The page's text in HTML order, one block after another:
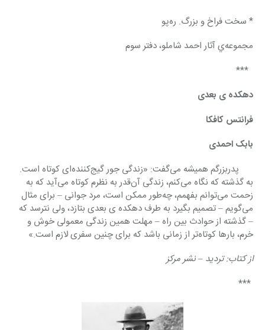
* سخت فراخ و بزرگ. ره‌پو
مجموعه‌ي آثار احمد شاملو، دفتر سوم
***
دهکده ی بعدی
فرانتس کافکا
بابک احمدی
‌     پدربزرگم همیشه می‌گفت: «زندگی جور گیج‌کننده‌ای کوتاه است.
به گذشته که نگاه می‌کنم، زندگی آن‌قدر به نظرم کوتاه می‌آید که به
زحمت می‌توانم بفهمم، چه‌طور ممکن است، مرد جوانی – برای مثال
می‌گویم – تصمیم بگیرد به طرف دهکده ی بعدی بتازد، ولی نترسد که
– گذشته از حوادث بین راه – مهلت همین زندگی معمولی خوش‌ و
خرم، بارها کوتاه‌تر از زمانی باشد که برای چنین سفری لازم است.»
از کتاب: تردید – نشر مرکز
***